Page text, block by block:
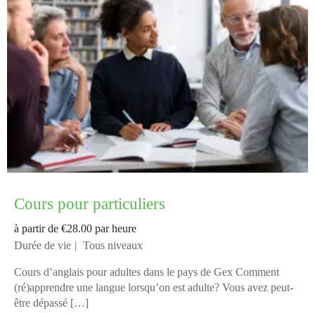
Cours pour particuliers
à partir de €28.00 par heure
Durée de vie
Tous niveaux
Cours d’anglais pour adultes dans le pays de Gex Comment
(ré)apprendre une langue lorsqu’on est adulte? Vous avez peut-
être dépassé […]